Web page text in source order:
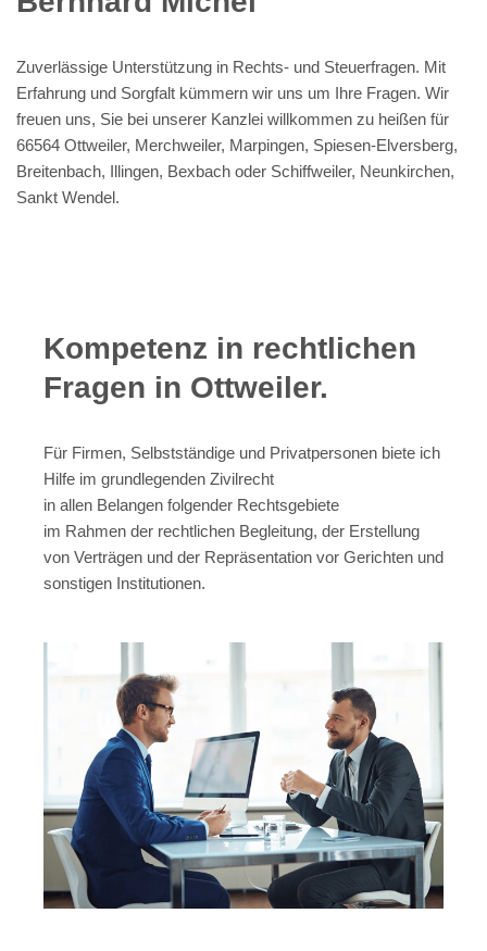
Zuverlässige Unterstützung in Rechts- und Steuerfragen. Mit
Erfahrung und Sorgfalt kümmern wir uns um Ihre Fragen. Wir
freuen uns, Sie bei unserer Kanzlei willkommen zu heißen für
66564 Ottweiler, Merchweiler, Marpingen, Spiesen-Elversberg,
Breitenbach, Illingen, Bexbach oder Schiffweiler, Neunkirchen,
Sankt Wendel.
Kompetenz in rechtlichen
Fragen in Ottweiler.
Für Firmen, Selbstständige und Privatpersonen biete ich
Hilfe im grundlegenden Zivilrecht
in allen Belangen folgender Rechtsgebiete
im Rahmen der rechtlichen Begleitung, der Erstellung
von Verträgen und der Repräsentation vor Gerichten und
sonstigen Institutionen.